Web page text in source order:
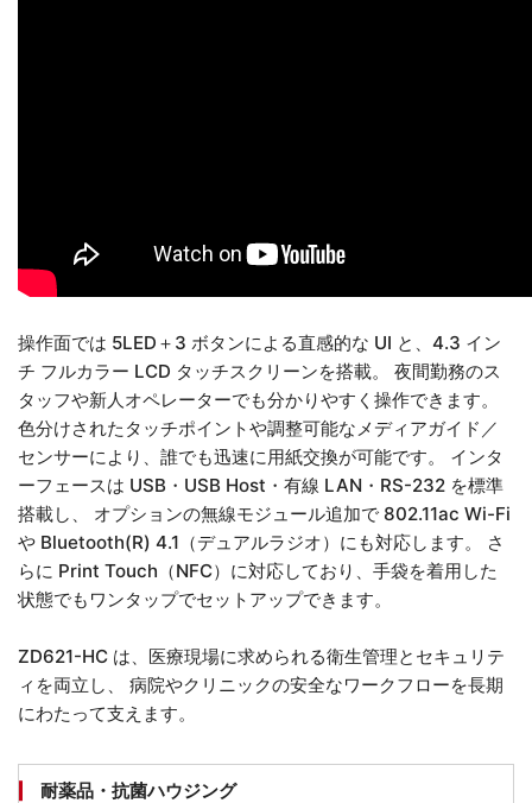
操作面では 5LED＋3 ボタンによる直感的な UI と、4.3 イン
チ フルカラー LCD タッチスクリーンを搭載。 夜間勤務のス
タッフや新人オペレーターでも分かりやすく操作できます。
色分けされたタッチポイントや調整可能なメディアガイド／
センサーにより、誰でも迅速に用紙交換が可能です。 インタ
ーフェースは USB・USB Host・有線 LAN・RS-232 を標準
搭載し、 オプションの無線モジュール追加で 802.11ac Wi-Fi
や Bluetooth(R) 4.1（デュアルラジオ）にも対応します。 さ
らに Print Touch（NFC）に対応しており、手袋を着用した
状態でもワンタップでセットアップできます。
ZD621-HC は、医療現場に求められる衛生管理とセキュリテ
ィを両立し、 病院やクリニックの安全なワークフローを長期
にわたって支えます。
耐薬品・抗菌ハウジング